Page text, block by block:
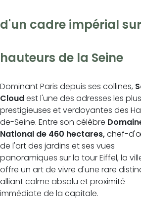
d'un cadre impérial
hauteurs de la Seine
Dominant Paris depuis ses collines,
Cloudest l'une des adresses les plus
prestigieuses et verdoyantes des
de-Seine. Entre son célèbre
National de 460 hectares,chef-
de l'art des jardins et ses vues
panoramiques sur la tour Eiffel, la
offre un art de vivre d'une rare
alliant calme absolu et proximité
immédiate de la capitale.